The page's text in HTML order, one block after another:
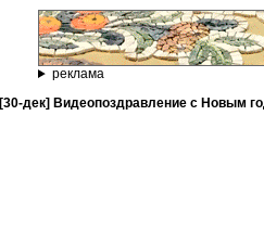
реклама
[30-дек] Видеопоздравление с Новым